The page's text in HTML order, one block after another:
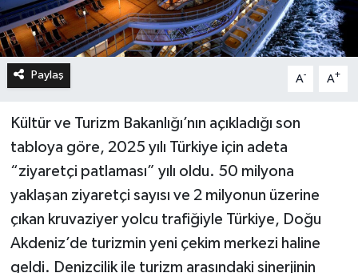
Paylaş A- A+
Kültür ve Turizm Bakanlığı’nın açıkladığı son
tabloya göre, 2025 yılı Türkiye için adeta
“ziyaretçi patlaması” yılı oldu. 50 milyona
yaklaşan ziyaretçi sayısı ve 2 milyonun üzerine
çıkan kruvaziyer yolcu trafiğiyle Türkiye, Doğu
Akdeniz’de turizmin yeni çekim merkezi haline
geldi. Denizcilik ile turizm arasındaki sinerjinin